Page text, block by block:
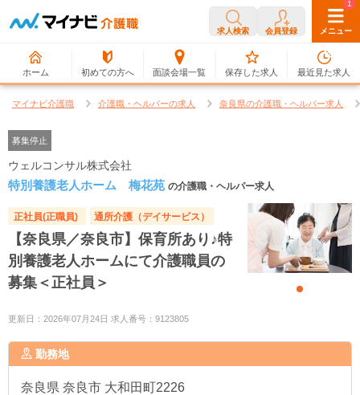
求人検索 会員登録 メニュー
ホーム 初めての方へ 面談会場一覧
0
保存した求人
1
最近見た求人
マイナビ介護職 介護職・ヘルパーの求人 奈良県の介護職・ヘルパー求人
募集停止
ウェルコンサル株式会社
特別養護老人ホーム 梅花苑 の介護職・ヘルパー求人
正社員(正職員) 通所介護（デイサービス）
【奈良県／奈良市】保育所あり♪特
別養護老人ホームにて介護職員の
募集＜正社員＞
更新日：2026年07月24日 求人番号：9123805
勤務地
奈良県 奈良市 大和田町2226